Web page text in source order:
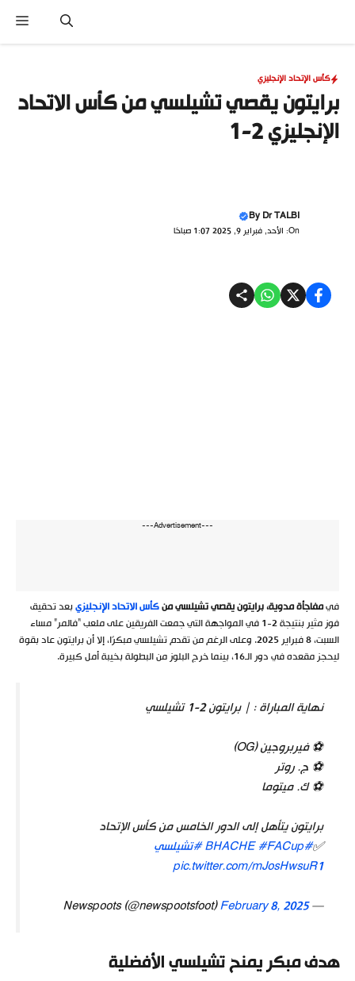
المحتوى
كأس الإتحاد الإنجليزي
برايتون يقصي تشيلسي من كأس الاتحاد
الإنجليزي 2-1
ByDr TALBI
On: الأحد, فبراير 9, 2025 1:07 صباحًا
---Advertisement---
فيمفاجأة مدوية، برايتون يقصي تشيلسي منكأس الاتحاد الإنجليزيبعد تحقيق
فوز مثير بنتيجة 2-1 في المواجهة التي جمعت الفريقين على ملعب “فالمر” مساء
السبت، 8 فبراير 2025. وعلى الرغم من تقدم تشيلسي مبكرًا، إلا أن برايتون عاد بقوة
ليحجز مقعده في دور الـ16، بينما خرج البلوز من البطولة بخيبة أمل كبيرة.
نهاية المباراة : | برايتون 2-1 تشيلسي
⚽️ فيربروجين (OG)
⚽️ ج. روتر
⚽️ ك. ميتوما
برايتون يتأهل إلى الدور الخامس من كأس الإتحاد
✅
#BHACHE
#FACup
#تشيلسي
pic.twitter.com/mJosHwsuR1
— Newspoots (@newspootsfoot)
February 8, 2025
هدف مبكر يمنح تشيلسي الأفضلية